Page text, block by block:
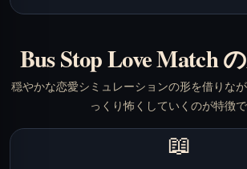
Bus Stop Love Match
穏やかな恋愛シミュレーションの形を借りな
っくり怖くしていくのが特徴で
📖